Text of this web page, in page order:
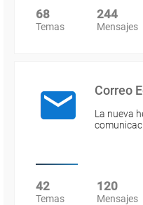
68
Temas
244
Mensajes
Correo
La nueva
42
Temas
120
Mensajes